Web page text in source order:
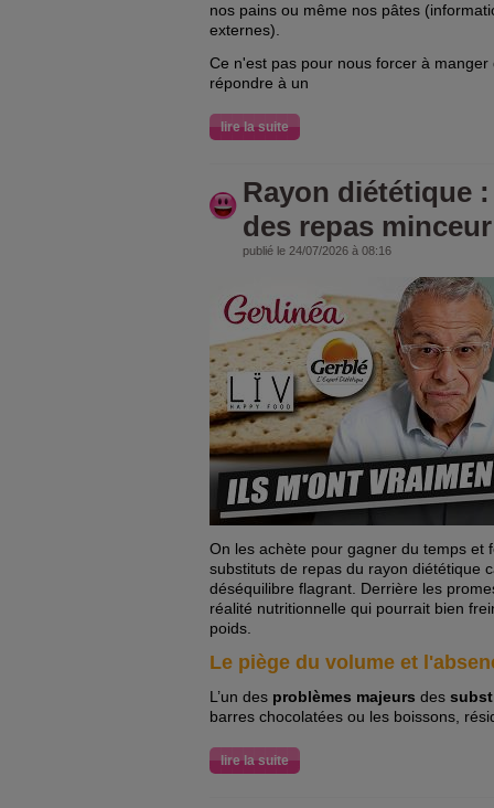
nos pains ou même nos pâtes
externes).
Ce n'est pas pour nous forcer à
répondre à un
lire la suite
Rayon diététique
des repas
publié le 24/07/2026 à 08:16
On les achète pour gagner du temps et
substituts de repas du rayon diététique
déséquilibre flagrant. Derrière les
réalité nutritionnelle qui pourrait bien
poids.
Le piège du volume et
L’un des problèmes majeurs des
barres chocolatées ou les boissons,
lire la suite